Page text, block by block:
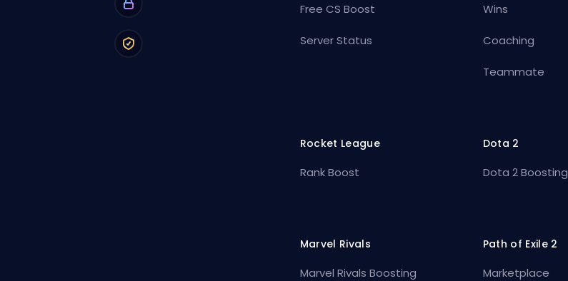
Free CS Boost
Server Status
Wins
Coaching
Teammate
Rocket League
Rank Boost
Dota 2
Dota 2 Boosting
Marvel Rivals
Marvel Rivals Boosting
Path of Exile 2
Marketplace